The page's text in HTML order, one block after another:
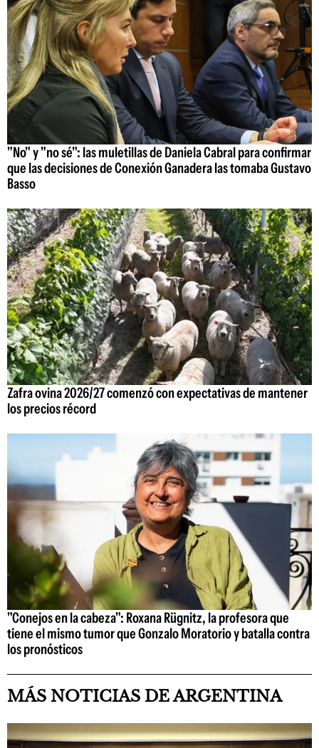
"No" y "no sé": las muletillas de Daniela Cabral para confirmar
que las decisiones de Conexión Ganadera las tomaba Gustavo
Basso
Zafra ovina 2026/27 comenzó con expectativas de mantener
los precios récord
"Conejos en la cabeza": Roxana Rügnitz, la profesora que
tiene el mismo tumor que Gonzalo Moratorio y batalla contra
los pronósticos
MÁS NOTICIAS DE ARGENTINA